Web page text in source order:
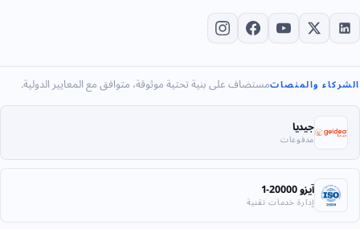
والمنصاتمستضاف على بنية تحتية موثوقة، متوافق مع المعايير الدولية.
جيديا
مدفوعات
آيزو 20000-1
إدارة خدمات تقنية